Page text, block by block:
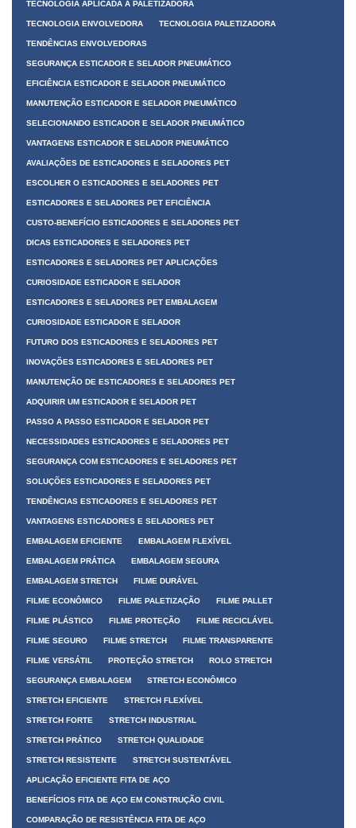
TECNOLOGIA APLICADA A PALETIZADORA
TECNOLOGIA ENVOLVEDORA TECNOLOGIA PALETIZADORA
TENDÊNCIAS ENVOLVEDORAS
SEGURANÇA ESTICADOR E SELADOR PNEUMÁTICO
EFICIÊNCIA ESTICADOR E SELADOR PNEUMÁTICO
MANUTENÇÃO ESTICADOR E SELADOR PNEUMÁTICO
SELECIONANDO ESTICADOR E SELADOR PNEUMÁTICO
VANTAGENS ESTICADOR E SELADOR PNEUMÁTICO
AVALIAÇÕES DE ESTICADORES E SELADORES PET
ESCOLHER O ESTICADORES E SELADORES PET
ESTICADORES E SELADORES PET EFICIÊNCIA
CUSTO-BENEFÍCIO ESTICADORES E SELADORES PET
DICAS ESTICADORES E SELADORES PET
ESTICADORES E SELADORES PET APLICAÇÕES
CURIOSIDADE ESTICADOR E SELADOR
ESTICADORES E SELADORES PET EMBALAGEM
CURIOSIDADE ESTICADOR E SELADOR
FUTURO DOS ESTICADORES E SELADORES PET
INOVAÇÕES ESTICADORES E SELADORES PET
MANUTENÇÃO DE ESTICADORES E SELADORES PET
ADQUIRIR UM ESTICADOR E SELADOR PET
PASSO A PASSO ESTICADOR E SELADOR PET
NECESSIDADES ESTICADORES E SELADORES PET
SEGURANÇA COM ESTICADORES E SELADORES PET
SOLUÇÕES ESTICADORES E SELADORES PET
TENDÊNCIAS ESTICADORES E SELADORES PET
VANTAGENS ESTICADORES E SELADORES PET
EMBALAGEM EFICIENTE EMBALAGEM FLEXÍVEL
EMBALAGEM PRÁTICA EMBALAGEM SEGURA
EMBALAGEM STRETCH FILME DURÁVEL
FILME ECONÔMICO FILME PALETIZAÇÃO FILME PALLET
FILME PLÁSTICO FILME PROTEÇÃO FILME RECICLÁVEL
FILME SEGURO FILME STRETCH FILME TRANSPARENTE
FILME VERSÁTIL PROTEÇÃO STRETCH ROLO STRETCH
SEGURANÇA EMBALAGEM STRETCH ECONÔMICO
STRETCH EFICIENTE STRETCH FLEXÍVEL
STRETCH FORTE STRETCH INDUSTRIAL
STRETCH PRÁTICO STRETCH QUALIDADE
STRETCH RESISTENTE STRETCH SUSTENTÁVEL
APLICAÇÃO EFICIENTE FITA DE AÇO
BENEFÍCIOS FITA DE AÇO EM CONSTRUÇÃO CIVIL
COMPARAÇÃO DE RESISTÊNCIA FITA DE AÇO